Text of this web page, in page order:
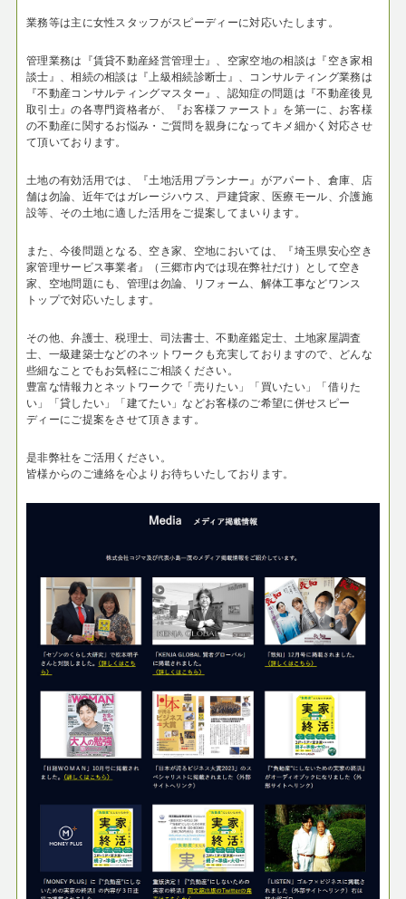
業務等は主に女性スタッフがスピーディーに対応いたします。
管理業務は『賃貸不動産経営管理士』、空家空地の相談は『空き家相
談士』、相続の相談は『上級相続診断士』、コンサルティング業務は
『不動産コンサルティングマスター』、認知症の問題は『不動産後見
取引士』の各専門資格者が、『お客様ファースト』を第一に、お客様
の不動産に関するお悩み・ご質問を親身になってキメ細かく対応させ
て頂いております。
土地の有効活用では、『土地活用プランナー』がアパート、倉庫、店
舗は勿論、近年ではガレージハウス、戸建貸家、医療モール、介護施
設等、その土地に適した活用をご提案してまいります。
また、今後問題となる、空き家、空地においては、『埼玉県安心空き
家管理サービス事業者』（三郷市内では現在弊社だけ）として空き
家、空地問題にも、管理は勿論、リフォーム、解体工事などワンス
トップで対応いたします。
その他、弁護士、税理士、司法書士、不動産鑑定士、土地家屋調査
士、一級建築士などのネットワークも充実しておりますので、どんな
些細なことでもお気軽にご相談ください。
豊富な情報力とネットワークで「売りたい」「買いたい」「借りた
い」「貸したい」「建てたい」などお客様のご希望に併せスピー
ディーにご提案をさせて頂きます。
是非弊社をご活用ください。
皆様からのご連絡を心よりお待ちいたしております。